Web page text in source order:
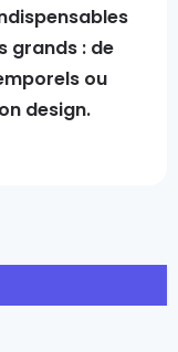
grands : de
ou
design.